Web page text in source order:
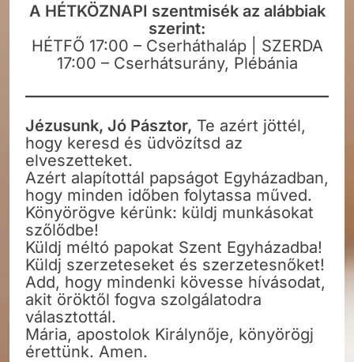
A HÉTKÖZNAPI szentmisék az alábbiak
szerint:
HÉTFŐ 17:00 – Cserháthaláp | SZERDA
17:00 – Cserhátsurány, Plébánia
Jézusunk, Jó Pásztor, Te azért jöttél,
hogy keresd és üdvözítsd az
elveszetteket.
Azért alapítottál papságot Egyházadban,
hogy minden időben folytassa műved.
Könyörögve kérünk: küldj munkásokat
szőlődbe!
Küldj méltó papokat Szent Egyházadba!
Küldj szerzeteseket és szerzetesnőket!
Add, hogy mindenki kövesse hívásodat,
akit öröktől fogva szolgálatodra
választottál.
Mária, apostolok Királynője, könyörögj
érettünk. Amen.